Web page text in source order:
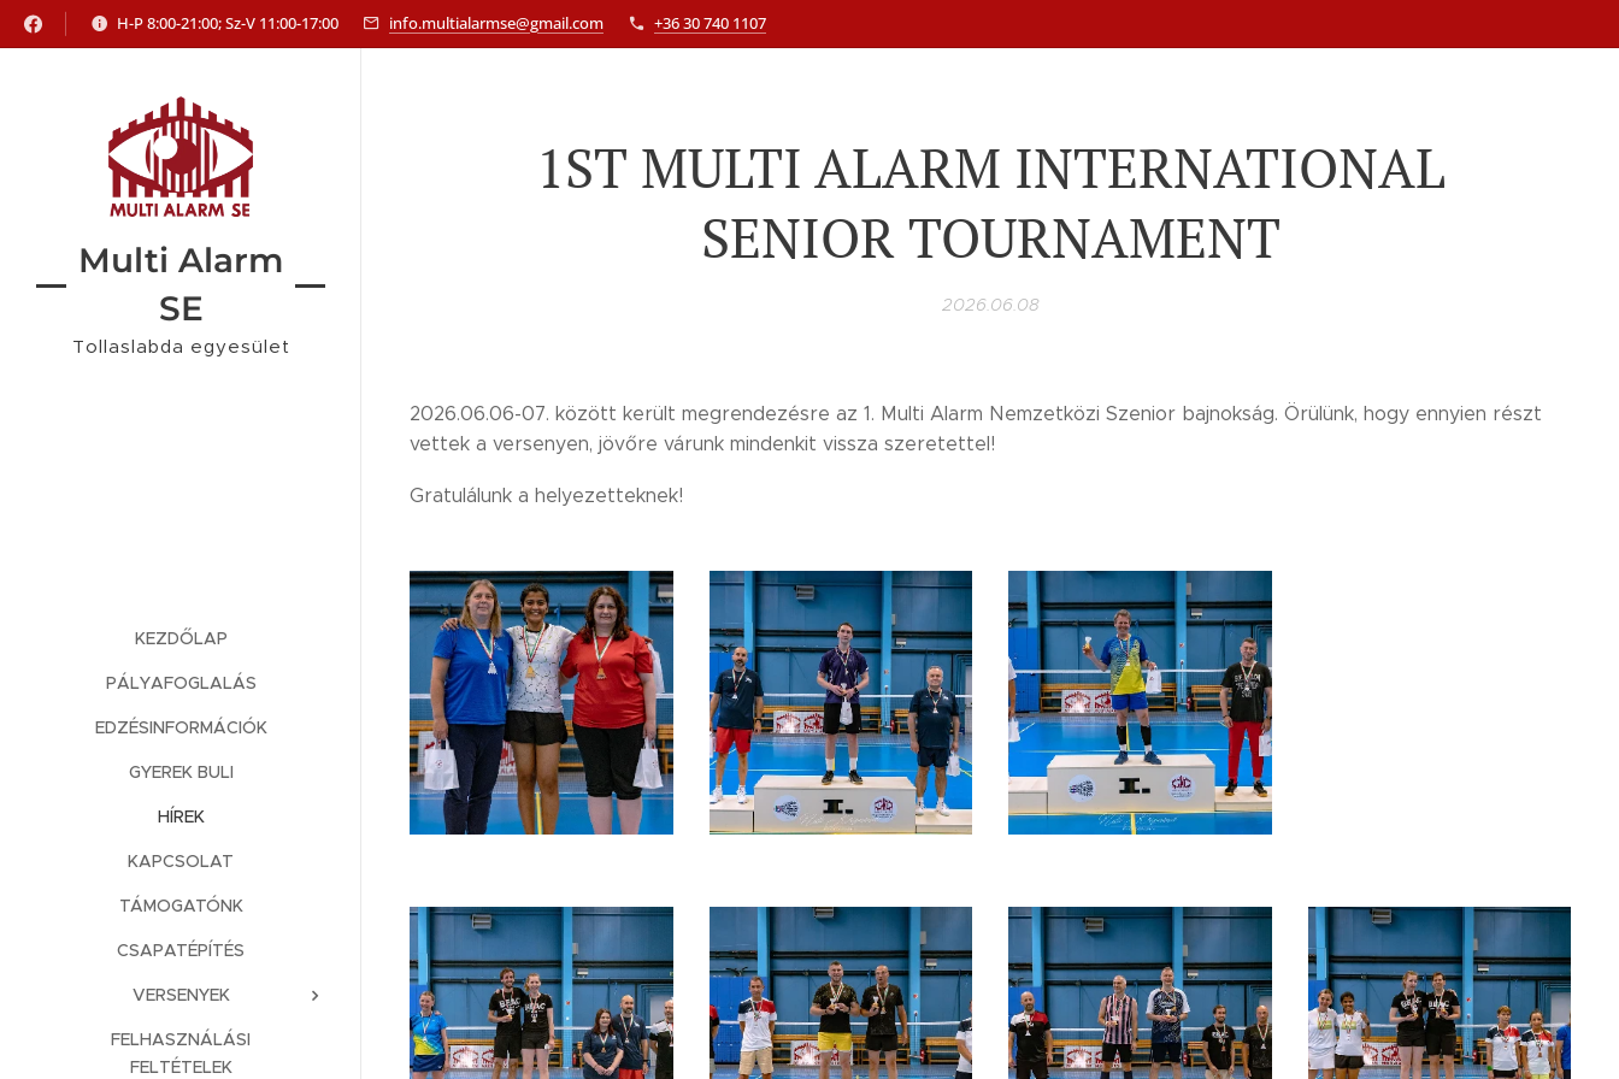
H-P 8:00-21:00; Sz-V 11:00-17:00 info.multialarmse@gmail.com +36 30 740 1107
Multi Alarm
SE
Tollaslabda egyesület
KEZDŐLAP
PÁLYAFOGLALÁS
EDZÉSINFORMÁCIÓK
GYEREK BULI
HÍREK
KAPCSOLAT
TÁMOGATÓNK
CSAPATÉPÍTÉS
VERSENYEK
FELHASZNÁLÁSI
FELTÉTELEK
1ST MULTI ALARM INTERNATIONAL
SENIOR TOURNAMENT
2026.06.08
2026.06.06-07. között került megrendezésre az 1. Multi Alarm Nemzetközi Szenior bajnokság. Örülünk, hogy ennyien részt
vettek a versenyen, jövőre várunk mindenkit vissza szeretettel!
Gratulálunk a helyezetteknek!